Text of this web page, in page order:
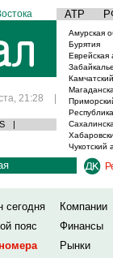
АТР
21:28 |
|
Амурская
Бурятия
Еврейская
Чукотский
сегодня
Компании
пояс
Финансы
Рынки